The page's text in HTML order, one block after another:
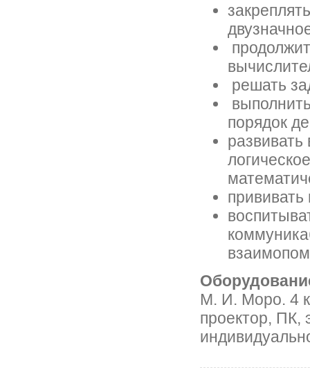
решать
порядок
прививать
М. И. Моро. 4
проектор, ПК,